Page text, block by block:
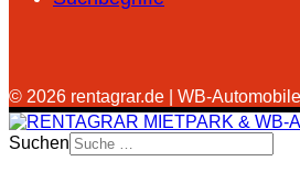
© 2026 rentagrar.de | WB-
Suchen